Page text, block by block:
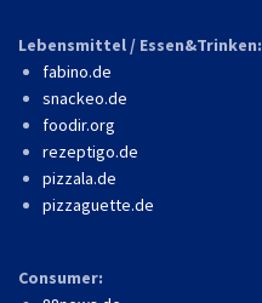
Lebensmittel / Essen&Trinken:
fabino.de
snackeo.de
foodir.org
rezeptigo.de
pizzala.de
pizzaguette.de
Consumer: